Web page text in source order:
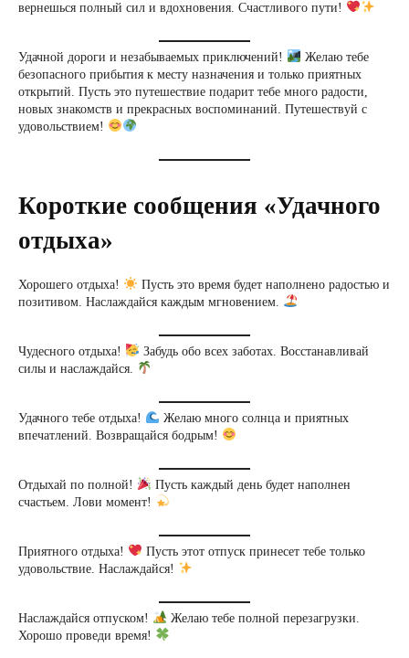
вернешься полный сил и вдохновения. Счастливого пути!
Удачной дороги и незабываемых приключений!
Желаю тебе
безопасного прибытия к месту назначения и только приятных
открытий. Пусть это путешествие подарит тебе много радости,
новых знакомств и прекрасных воспоминаний. Путешествуй с
удовольствием!
Короткие сообщения «Удачного
отдыха»
Хорошего отдыха!
Пусть это время будет наполнено радостью и
позитивом. Наслаждайся каждым мгновением.
Чудесного отдыха!
Забудь обо всех заботах. Восстанавливай
силы и наслаждайся.
Удачного тебе отдыха!
Желаю много солнца и приятных
впечатлений. Возвращайся бодрым!
Отдыхай по полной!
Пусть каждый день будет наполнен
счастьем. Лови момент!
Приятного отдыха!
Пусть этот отпуск принесет тебе только
удовольствие. Наслаждайся!
Наслаждайся отпуском!
Желаю тебе полной перезагрузки.
Хорошо проведи время!